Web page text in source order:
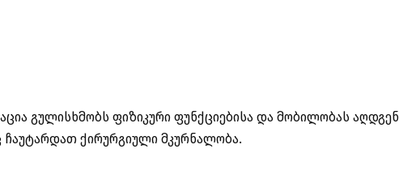
გულისხმობს ფიზიკური ფუნქციებისა და მობილობას
ქირურგიული მკურნალობა.